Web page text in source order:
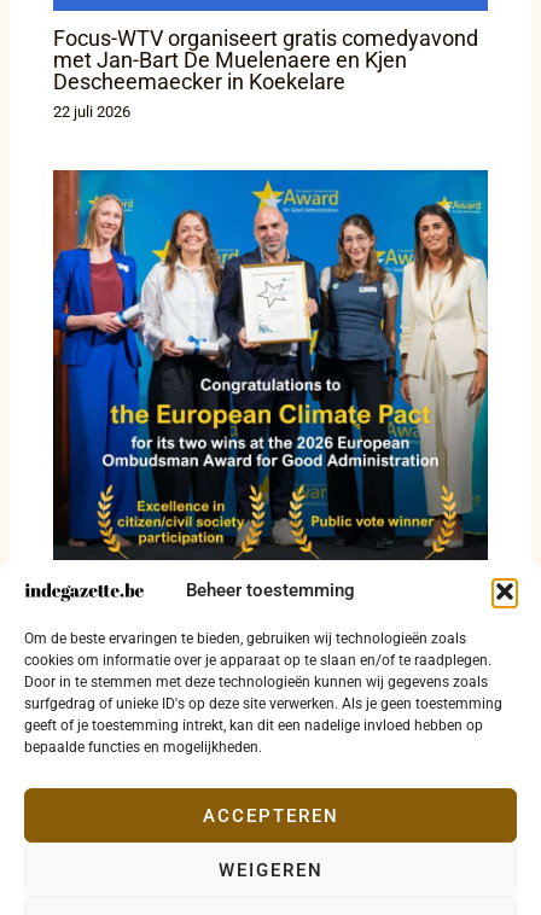
Beheer toestemming
Om de beste ervaringen te bieden, gebruiken wij technologieën zoals
cookies om informatie over je apparaat op te slaan en/of te raadplegen.
Door in te stemmen met deze technologieën kunnen wij gegevens zoals
surfgedrag of unieke ID's op deze site verwerken. Als je geen toestemming
geeft of je toestemming intrekt, kan dit een nadelige invloed hebben op
bepaalde functies en mogelijkheden.
ACCEPTEREN
WEIGEREN
Focus-WTV organiseert gratis comedyavond
met Jan-Bart De Muelenaere en Kjen
Descheemaecker in Koekelare
22 juli 2026
Europees klimaatpact krijgt twee prijzen voor
burgerparticipatie
9 juli 2026